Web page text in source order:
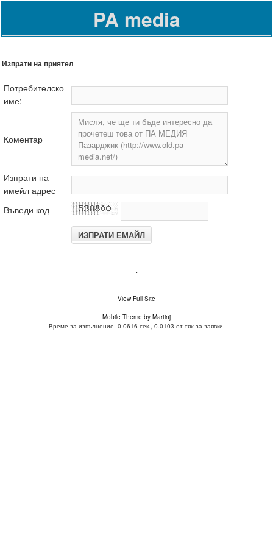
PA media
Изпрати на приятел
Потребителско
име:
Коментар
Изпрати на
имейл адрес
Въведи код
.
View Full Site
Mobile Theme by Martinj
Време за изпълнение: 0.0616 сек., 0.0103 от тях за заявки.